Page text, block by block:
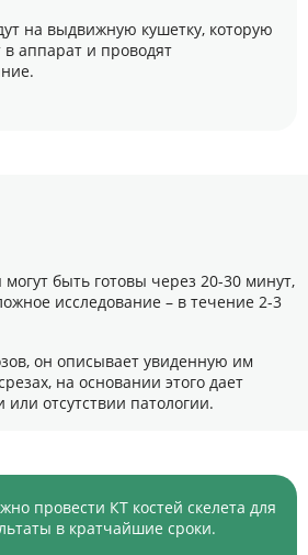
на выдвижную кушетку, которую
в аппарат и проводят
быть готовы через 20-30 минут,
исследование – в течение 2-3
он описывает увиденную им
на основании этого дает
отсутствии патологии.
провести КТ костей скелета для
в кратчайшие сроки.